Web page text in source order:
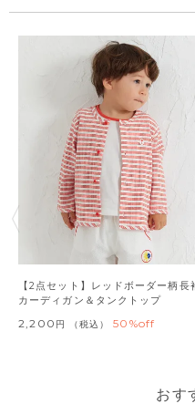
【2点セット】レッドボーダー柄長
カーディガン＆タンクトップ
2,200 税込 50%off
おす